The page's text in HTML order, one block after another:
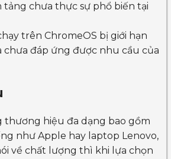
tảng chưa thực sự phổ biến tại
trên ChromeOS bị giới hạn
chưa đáp ứng được nhu cầu của
thương hiệu đa dạng bao gồm
như Apple hay laptop Lenovo,
về chất lượng thì khi lựa chọn